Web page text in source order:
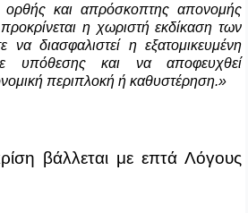
ορθής και απρόσκοπτης απονομής
η χωριστή εκδίκαση των
διασφαλιστεί η εξατομικευμένη
υπόθεσης και να αποφευχθεί
περιπλοκή ή καθυστέρηση.»
βάλλεται με επτά Λόγους